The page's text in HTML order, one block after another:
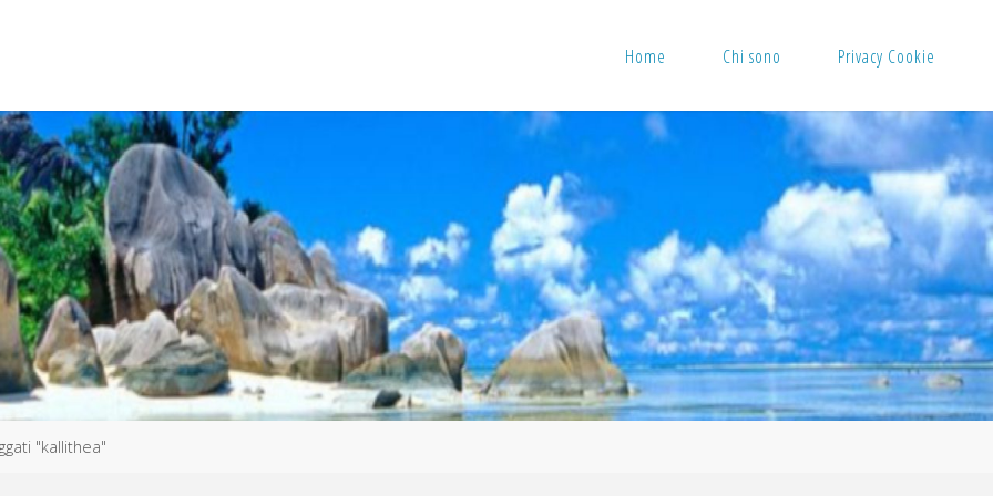
Home Chi sono Privacy Cookie
"kallithea"